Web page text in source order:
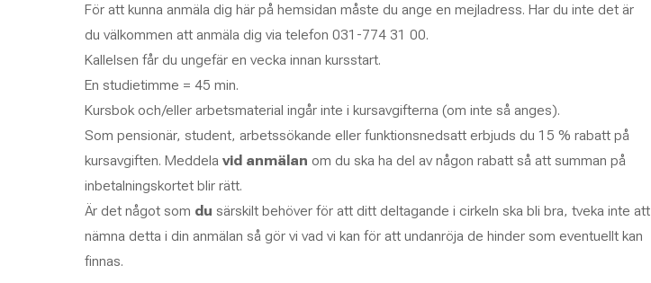
För att kunna anmäla dig här på hemsidan måste du ange en mejladress. Har du inte det är
du välkommen att anmäla dig via telefon 031-774 31 00.
Kallelsen får du ungefär en vecka innan kursstart.
En studietimme = 45 min.
Kursbok och/eller arbetsmaterial ingår inte i kursavgifterna (om inte så anges).
Som pensionär, student, arbetssökande eller funktionsnedsatt erbjuds du 15 % rabatt på
kursavgiften. Meddela vid anmälan om du ska ha del av någon rabatt så att summan på
inbetalningskortet blir rätt.
Är det något som du särskilt behöver för att ditt deltagande i cirkeln ska bli bra, tveka inte att
nämna detta i din anmälan så gör vi vad vi kan för att undanröja de hinder som eventuellt kan
finnas.